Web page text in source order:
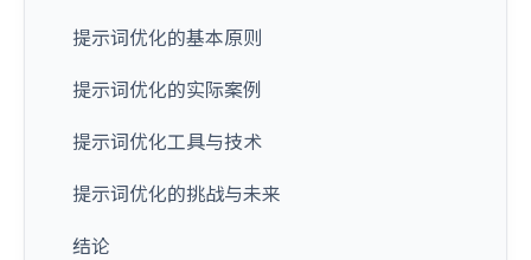
提示词优化的基本原则
提示词优化的实际案例
提示词优化工具与技术
提示词优化的挑战与未来
结论